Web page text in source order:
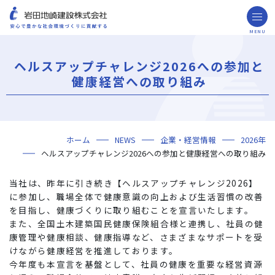
MENU
ごあいさつ
ミッション・ビジョン・社訓
会社概要
組織図
役員一覧
沿革
岩田地崎の歴史
事業所一覧
関連会社
プレスリリース
財務情報
岩田地崎建設のCM
3分でわかる岩田地崎建設
年代から探す
地域別で探す
用途区分から探す
GISマップシステム
Niseko Project
プロジェクトレポート
技術・ソリューション
ソリューション
海外事業
NISEKO PROJECTS
閉じる
ヘルスアップチャレンジ2026への参加と
健康経営への取り組み
ホーム NEWS 企業・経営情報
2026年
ヘルスアップチャレンジ2026への参加と健康経営への取り組み
当社は、昨年に引き続き【ヘルスアップチャレンジ2026】
に参加し、職場全体で健康意識の向上および生活習慣の改善
を目指し、健康づくりに取り組むことを宣言いたします。
また、全国土木建築国民健康保険組合様と連携し、社員の健
康管理や健康相談、健康指導など、さまざまなサポートを受
けながら健康経営を推進しております。
今年度も本宣言を基盤として、社員の健康を重要な経営資源